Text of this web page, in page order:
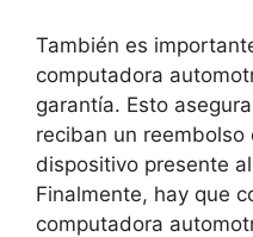
También es
computadora
garantía. Esto
reciban un reembolso
dispositivo presente
Finalmente, hay que
computadora